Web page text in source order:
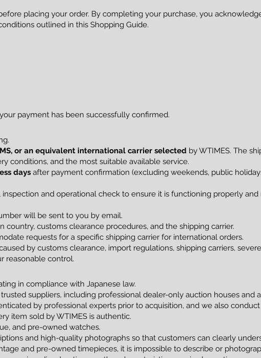
placing your order. By completing your purchase, you
outlined in this Shopping Guide.
payment has been successfully confirmed.
or an equivalent international carrier selected by WTIMES. The
conditions, and the most suitable available service.
days after payment confirmation (excluding weekends, public
and operational check to ensure it is functioning properly
will be sent to you by email.
customs clearance procedures, and the shipping carrier.
requests for a specific shipping carrier for international orders.
by customs clearance, import regulations, shipping carriers,
reasonable control.
in compliance with Japanese law.
suppliers, including professional dealer-only auction houses and
by professional experts prior to acquisition, and we also
item sold by WTIMES is authentic.
and pre-owned watches.
and high-quality photographs so that customers can clearly
and pre-owned timepieces, it is impossible to describe or